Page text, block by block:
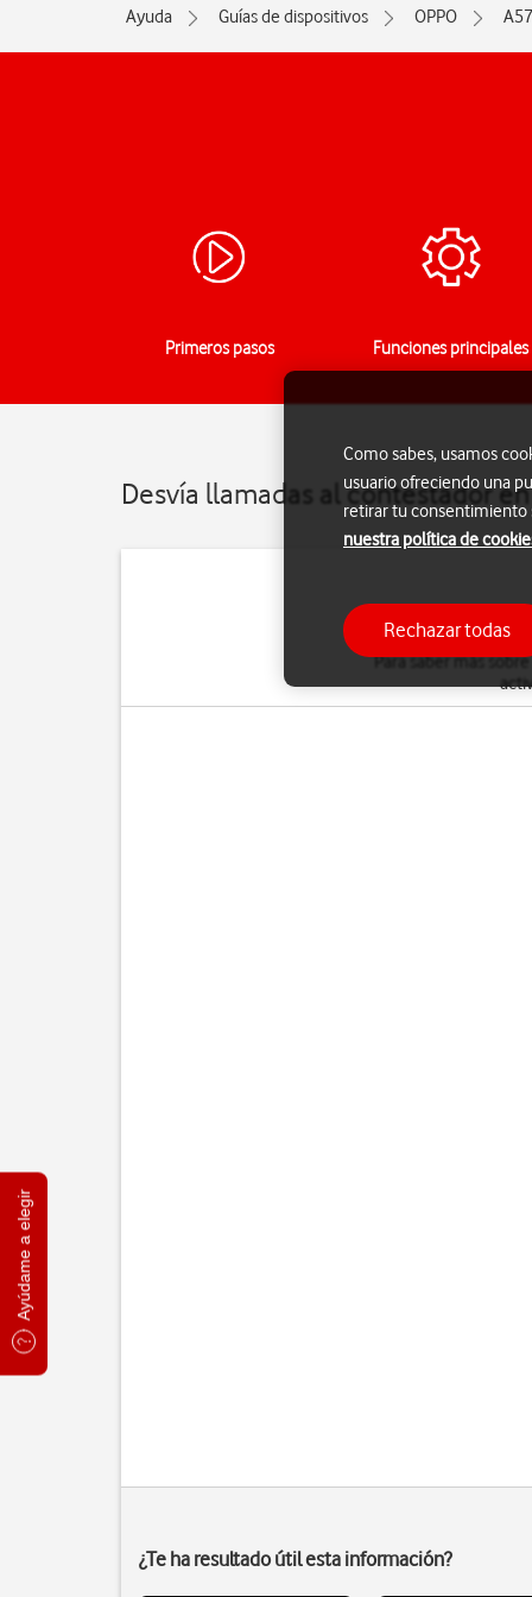
Ayúdame a elegir
Ayuda Guías de dispositivos OPPO
Primeros pasos Funciones principales
Desvía llamadas al contestador
Puedes desviar al
Para saber más
¿Te ha resultado útil esta información?
Como sabes, usamos
usuario ofreciendo una
retirar tu consentimiento
nuestra política de
Rechazar todas